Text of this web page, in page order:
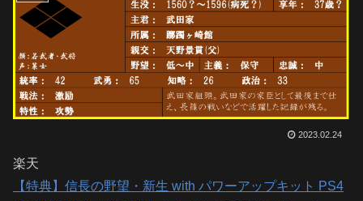
2023.02.24
楽天
【特典】信長の野望・新生 with パワーアップキット PS4